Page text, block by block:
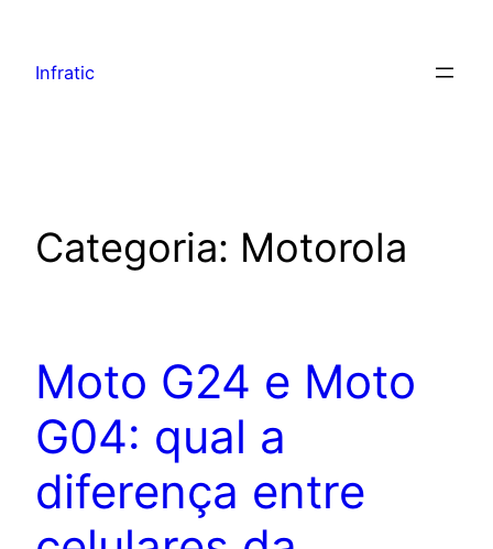
Infratic
Categoria: Motorola
Moto G24 e Moto
G04: qual a
diferença entre